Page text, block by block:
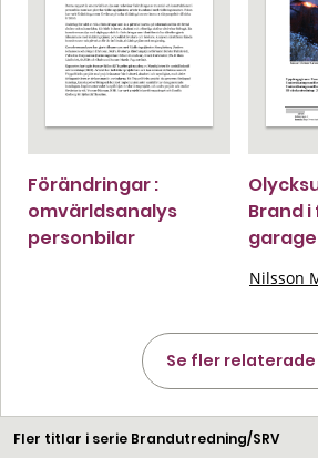
Förändringar :
omvärldsanalys
personbilar
Brand
garage
Nilsson
Se fler
Fler titlar i serie Brandutredning/SRV